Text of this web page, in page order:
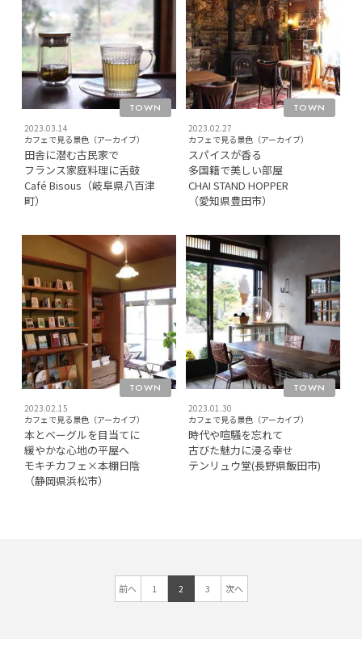
2023.03.14
TOWN
カフェで見る景色（アーカイブ）
田舎に潜む古民家で
フランス家庭料理に舌鼓
Café Bisous（岐阜県八百津
町）
2023.02.27
TOWN
カフェで見る景色（アーカイブ）
スパイスが香る
多国籍で美しい部屋
CHAI STAND HOPPER
（愛知県豊田市）
2023.02.15
TOWN
カフェで見る景色（アーカイブ）
本とベーグルを目当てに
緩やかな心地の平屋へ
モキチカフェ×本棚日陰
（静岡県浜松市）
2023.01.30
TOWN
カフェで見る景色（アーカイブ）
時代や喧騒を忘れて
古びた魅力に浸る幸せ
テンリュウ堂(長野県飯田市)
前へ 1 2 3 次へ